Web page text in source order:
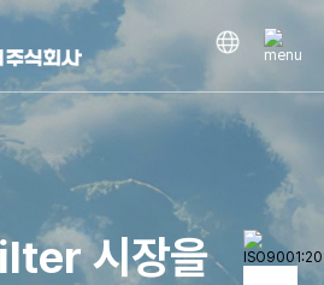
시장을